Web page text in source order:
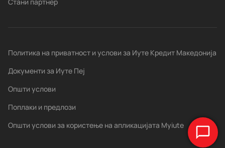
Политика на приватност и услови за Иуте Кредит Македонија
Документи за Иуте Пеј
Општи услови
Поплаки и предлози
Општи услови за користење на апликацијата Myiute